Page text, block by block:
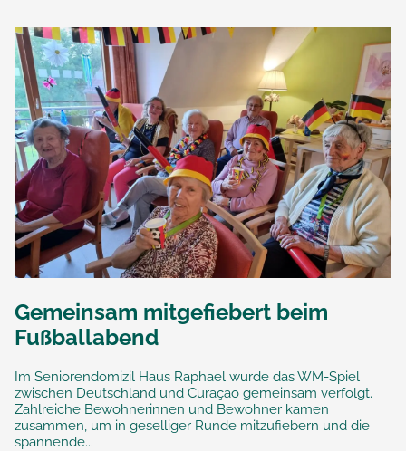
Gemeinsam mitgefiebert beim
Fußballabend
Im Seniorendomizil Haus Raphael wurde das WM-Spiel
zwischen Deutschland und Curaçao gemeinsam verfolgt.
Zahlreiche Bewohnerinnen und Bewohner kamen
zusammen, um in geselliger Runde mitzufiebern und die
spannende...